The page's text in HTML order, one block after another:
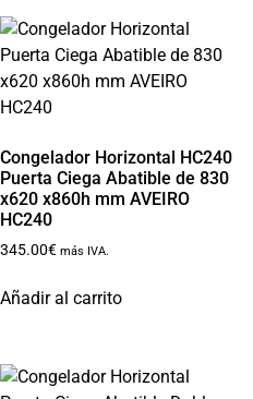
Congelador Horizontal HC240
Puerta Ciega Abatible de 830
x620 x860h mm AVEIRO
HC240
345.00€ más IVA.
Añadir al carrito